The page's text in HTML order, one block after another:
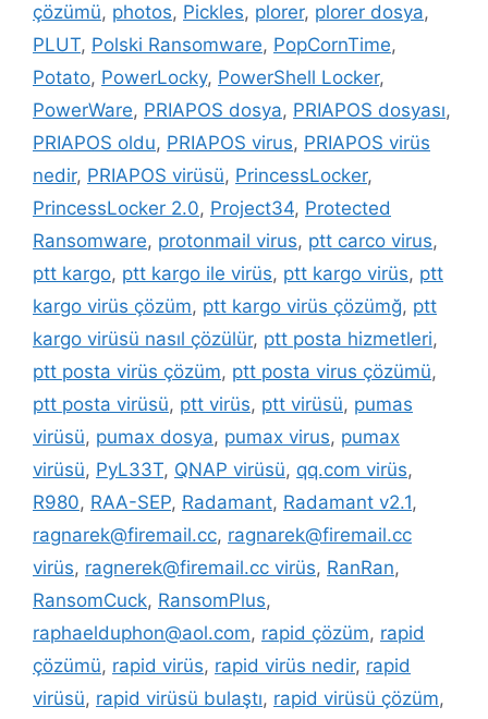
çözümü, photos, Pickles, plorer, plorer dosya,
PLUT, Polski Ransomware, PopCornTime,
Potato, PowerLocky, PowerShell Locker,
PowerWare, PRIAPOS dosya, PRIAPOS dosyası,
PRIAPOS oldu, PRIAPOS virus, PRIAPOS virüs
nedir, PRIAPOS virüsü, PrincessLocker,
PrincessLocker 2.0, Project34, Protected
Ransomware, protonmail virus, ptt carco virus,
ptt kargo, ptt kargo ile virüs, ptt kargo virüs, ptt
kargo virüs çözüm, ptt kargo virüs çözümğ, ptt
kargo virüsü nasıl çözülür, ptt posta hizmetleri,
ptt posta virüs çözüm, ptt posta virus çözümü,
ptt posta virüsü, ptt virüs, ptt virüsü, pumas
virüsü, pumax dosya, pumax virus, pumax
virüsü, PyL33T, QNAP virüsü, qq.com virüs,
R980, RAA-SEP, Radamant, Radamant v2.1,
ragnarek@firemail.cc, ragnarek@firemail.cc
virüs, ragnerek@firemail.cc virüs, RanRan,
RansomCuck, RansomPlus,
raphaelduphon@aol.com, rapid çözüm, rapid
çözümü, rapid virüs, rapid virüs nedir, rapid
virüsü, rapid virüsü bulaştı, rapid virüsü çözüm,